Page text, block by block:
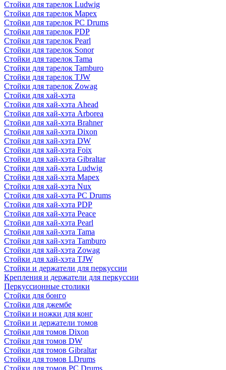
Стойки для тарелок Ludwig
Стойки для тарелок Mapex
Стойки для тарелок PC Drums
Стойки для тарелок PDP
Стойки для тарелок Pearl
Стойки для тарелок Sonor
Стойки для тарелок Tama
Стойки для тарелок Tamburo
Стойки для тарелок TJW
Стойки для тарелок Zowag
Стойки для хай-хэта
Стойки для хай-хэта Ahead
Стойки для хай-хэта Arborea
Стойки для хай-хэта Brahner
Стойки для хай-хэта Dixon
Стойки для хай-хэта DW
Стойки для хай-хэта Foix
Стойки для хай-хэта Gibraltar
Стойки для хай-хэта Ludwig
Стойки для хай-хэта Mapex
Стойки для хай-хэта Nux
Стойки для хай-хэта PC Drums
Стойки для хай-хэта PDP
Стойки для хай-хэта Peace
Стойки для хай-хэта Pearl
Стойки для хай-хэта Tama
Стойки для хай-хэта Tamburo
Стойки для хай-хэта Zowag
Стойки для хай-хэта TJW
Стойки и держатели для перкуссии
Крепления и держатели для перкуссии
Перкуссионные столики
Стойки для бонго
Стойки для джембе
Стойки и ножки для конг
Стойки и держатели томов
Стойки для томов Dixon
Стойки для томов DW
Стойки для томов Gibraltar
Стойки для томов LDrums
Стойки для томов PC Drums